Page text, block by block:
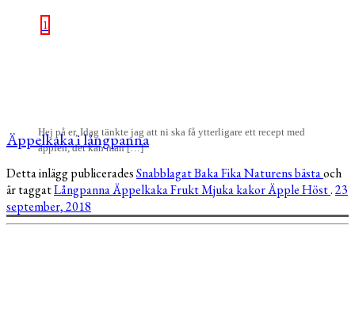
1
Hej på er, Idag tänkte jag att ni ska få ytterligare ett recept med
äpplen, det kan man […]
Äppelkaka i långpanna
Detta inlägg publiceradesSnabblagatBakaFikaNaturens bästaoch
är taggatLångpannaÄppelkakaFruktMjuka kakorÄppleHöst.23
september, 2018